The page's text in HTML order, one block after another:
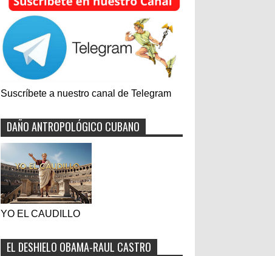
Suscríbete a nuestro canal de Telegram
DAÑO ANTROPOLÓGICO CUBANO
YO EL CAUDILLO
EL DESHIELO OBAMA-RAUL CASTRO